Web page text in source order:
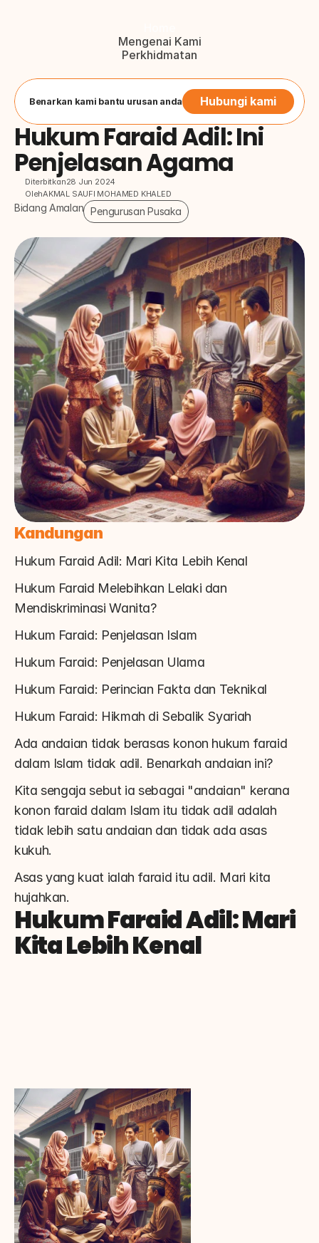
Mengenai Kami
Perkhidmatan
Hubungi Kami
Button
Benarkan kami bantu urusan anda Hubungi kami
Hukum Faraid Adil: Ini
Penjelasan Agama
Diterbitkan28 Jun 2024
OlehAKMAL SAUFI MOHAMED KHALED
Bidang Amalan Pengurusan Pusaka
Kandungan
Hukum Faraid Adil: Mari Kita Lebih Kenal
Hukum Faraid Melebihkan Lelaki dan
Mendiskriminasi Wanita?
Hukum Faraid: Penjelasan Islam
Hukum Faraid: Penjelasan Ulama
Hukum Faraid: Perincian Fakta dan Teknikal
Hukum Faraid: Hikmah di Sebalik Syariah
Ada andaian tidak berasas konon hukum faraid
dalam Islam tidak adil. Benarkah andaian ini?
Kita sengaja sebut ia sebagai "andaian" kerana
konon faraid dalam Islam itu tidak adil adalah
tidak lebih satu andaian dan tidak ada asas
kukuh.
Asas yang kuat ialah faraid itu adil. Mari kita
hujahkan.
Hukum Faraid Adil: Mari
Kita Lebih Kenal